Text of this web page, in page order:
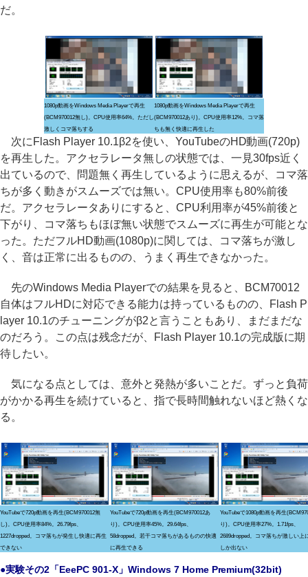
だ。
1080p動画をWindows Media Playerで再生
(BCM970012無し)。CPU使用率64%。ただし
激しくコマ落ちする
1080p動画をWindows Media Playerで再生
(BCM970012あり)。CPU使用率12%。コマ落
ちも無く快適に再生した
次にFlash Player 10.1β2を使い、YouTubeのHD動画(720p)
を再生した。アクセラレータ無しの状態では、一見30fps近く
出ているので、問題無く再生しているように思えるが、コマ落
ちが多く動きがスムーズでは無い。CPU使用率も80%前後
だ。アクセラレータありにすると、CPU利用率が45%前後と
下がり、コマ落ちもほぼ無い状態でスムーズに再生が可能とな
った。ただフルHD動画(1080p)に関しては、コマ落ちが激し
く、音は正常に出るものの、うまく再生できなかった。
先のWindows Media Playerでの結果を見ると、BCM70012
自体はフルHDに対応できる能力は持っているものの、Flash P
layer 10.1のチューニングがβ2と言うこともあり、まだまだな
のだろう。この点は残念だが、Flash Player 10.1の完成版に期
待したい。
気になる点としては、意外と発熱が多いことだ。ずっと負荷
がかかる再生を続けていると、指で長時間触れないほど熱くな
る。
YouTubeで720p動画を再生(BCM970012無
し)。CPU使用率84%。26.79fps、
1227dropped。コマ落ちが発生し快適に再生
できない
YouTubeで720p動画を再生(BCM970012あ
り)。CPU使用率45%。29.64fps、
58dropped。若干コマ落ちがあるものの快適
に再生できる
YouTubeで1080p動画を再生
り)。CPU使用率27%。1.71fps、
2689dropped。コマ落ちが激しい上
しか出ない
●実験その2「EeePC 901-X」Windows 7 Home Premium(32bit)